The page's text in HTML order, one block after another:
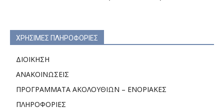
ΧΡΗΣΙΜΕΣ ΠΛΗΡΟΦΟΡΙΕΣ
ΔΙΟΙΚΗΣΗ
ΑΝΑΚΟΙΝΩΣΕΙΣ
ΠΡΟΓΡΑΜΜΑΤΑ ΑΚΟΛΟΥΘΙΩΝ – ΕΝΟΡΙΑΚΕΣ
ΠΛΗΡΟΦΟΡΙΕΣ